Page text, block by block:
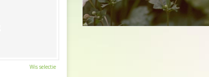
Wis selectie